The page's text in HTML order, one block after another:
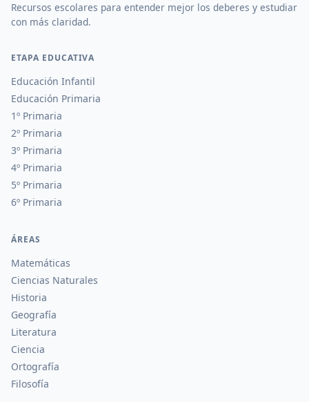
Recursos escolares para entender mejor los deberes y estudiar
con más claridad.
ETAPA EDUCATIVA
Educación Infantil
Educación Primaria
1º Primaria
2º Primaria
3º Primaria
4º Primaria
5º Primaria
6º Primaria
ÁREAS
Matemáticas
Ciencias Naturales
Historia
Geografía
Literatura
Ciencia
Ortografía
Filosofía